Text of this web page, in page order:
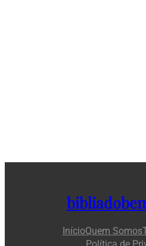
InícioQuem Somos